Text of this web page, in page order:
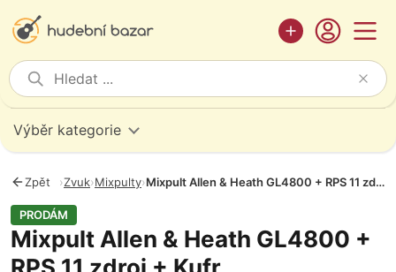
Výběr kategorie
Zpět ›Zvuk›Mixpulty› Mixpult Allen & Heath GL4800 + RPS 11 zdroj + Kufr
PRODÁM
Mixpult Allen & Heath GL4800 +